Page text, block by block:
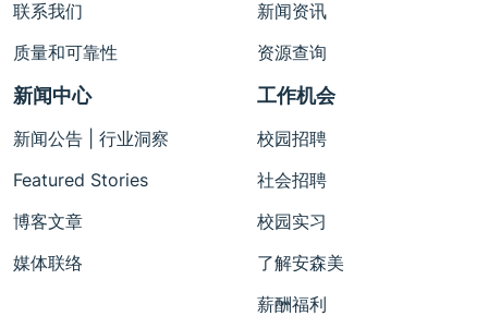
联系我们
质量和可靠性
新闻资讯
资源查询
新闻中心
新闻公告 | 行业洞察
Featured Stories
博客文章
媒体联络
工作机会
校园招聘
社会招聘
校园实习
了解安森美
薪酬福利